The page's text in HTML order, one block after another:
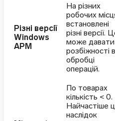
Різні версії
Windows
АРМ
На різних
робочих
встановлені
різні версії.
може давати
розбіжності в
обробці
операцій.
По товарах
кількість < 0.
Найчастіше
наслідок